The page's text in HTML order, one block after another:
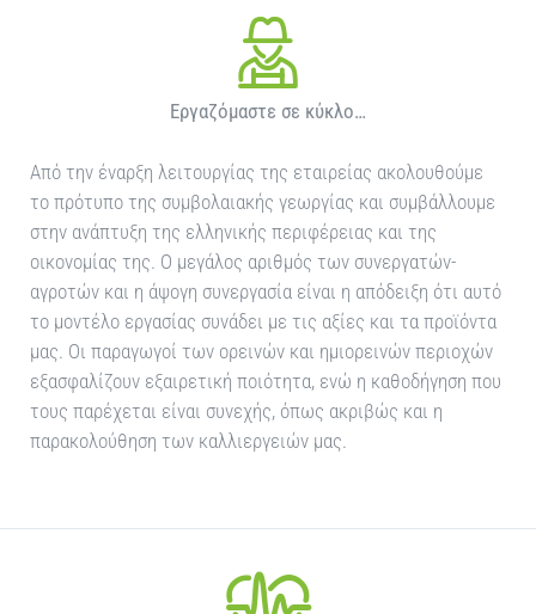
Εργαζόμαστε σε κύκλο…
Από την έναρξη λειτουργίας της εταιρείας ακολουθούμε
το πρότυπο της συμβολαιακής γεωργίας και συμβάλλουμε
στην ανάπτυξη της ελληνικής περιφέρειας και της
οικονομίας της. Ο μεγάλος αριθμός των συνεργατών-
αγροτών και η άψογη συνεργασία είναι η απόδειξη ότι αυτό
το μοντέλο εργασίας συνάδει με τις αξίες και τα προϊόντα
μας. Οι παραγωγοί των ορεινών και ημιορεινών περιοχών
εξασφαλίζουν εξαιρετική ποιότητα, ενώ η καθοδήγηση που
τους παρέχεται είναι συνεχής, όπως ακριβώς και η
παρακολούθηση των καλλιεργειών μας.